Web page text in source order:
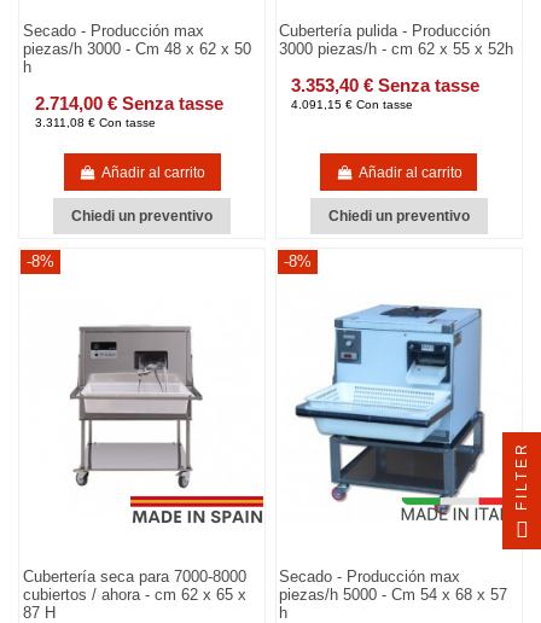
Secado - Producción max
piezas/h 3000 - Cm 48 x 62 x 50
h
2.714,00 € Senza tasse
3.311,08 € Con tasse
Añadir al carrito
Chiedi un preventivo
Cubertería pulida - Producción
3000 piezas/h - cm 62 x 55 x 52h
3.353,40 € Senza tasse
4.091,15 € Con tasse
Añadir al carrito
Chiedi un preventivo
-8%
Cubertería seca para 7000-8000
cubiertos / ahora - cm 62 x 65 x
87 H
-8%
Secado - Producción max
piezas/h 5000 - Cm 54 x 68 x 57
h
FILTER